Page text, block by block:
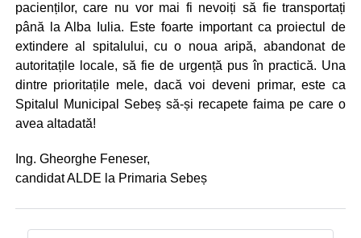
pacienților, care nu vor mai fi nevoiți să fie transportați
până la Alba Iulia. Este foarte important ca proiectul de
extindere al spitalului, cu o noua aripă, abandonat de
autoritațile locale, să fie de urgență pus în practică. Una
dintre prioritațile mele, dacă voi deveni primar, este ca
Spitalul Municipal Sebeș să-și recapete faima pe care o
avea altadată!
Ing. Gheorghe Feneser,
candidat ALDE la Primaria Sebeș